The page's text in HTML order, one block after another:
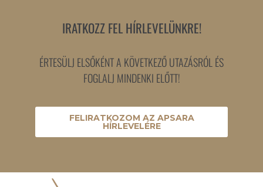
IRATKOZZ FEL HÍRLEVELÜNKRE!
ÉRTESÜLJ ELSŐKÉNT A KÖVETKEZŐ UTAZÁSRÓL ÉS
FOGLALJ MINDENKI ELŐTT!
FELIRATKOZOM AZ APSARA
HÍRLEVELÉRE